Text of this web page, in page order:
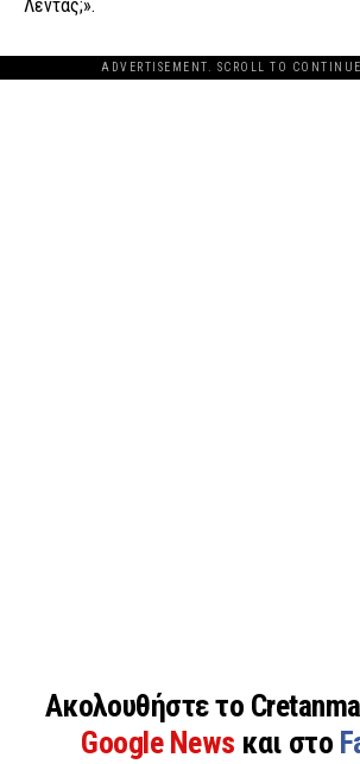
Λέντας;».
ADVERTISEMENT. SCROLL TO
Ακολουθήστε το
Google News και στο